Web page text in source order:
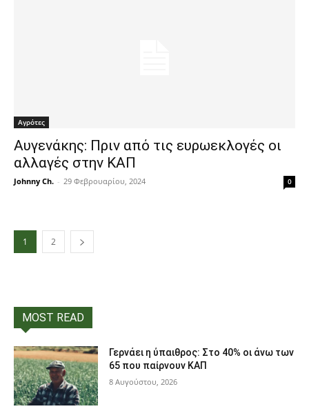
Αγρότες
Αυγενάκης: Πριν από τις ευρωεκλογές οι
αλλαγές στην ΚΑΠ
Johnny Ch. - 29 Φεβρουαρίου, 2024 0
1 2
MOST READ
Γερνάει η ύπαιθρος: Στο 40% οι άνω των
65 που παίρνουν ΚΑΠ
8 Αυγούστου, 2026